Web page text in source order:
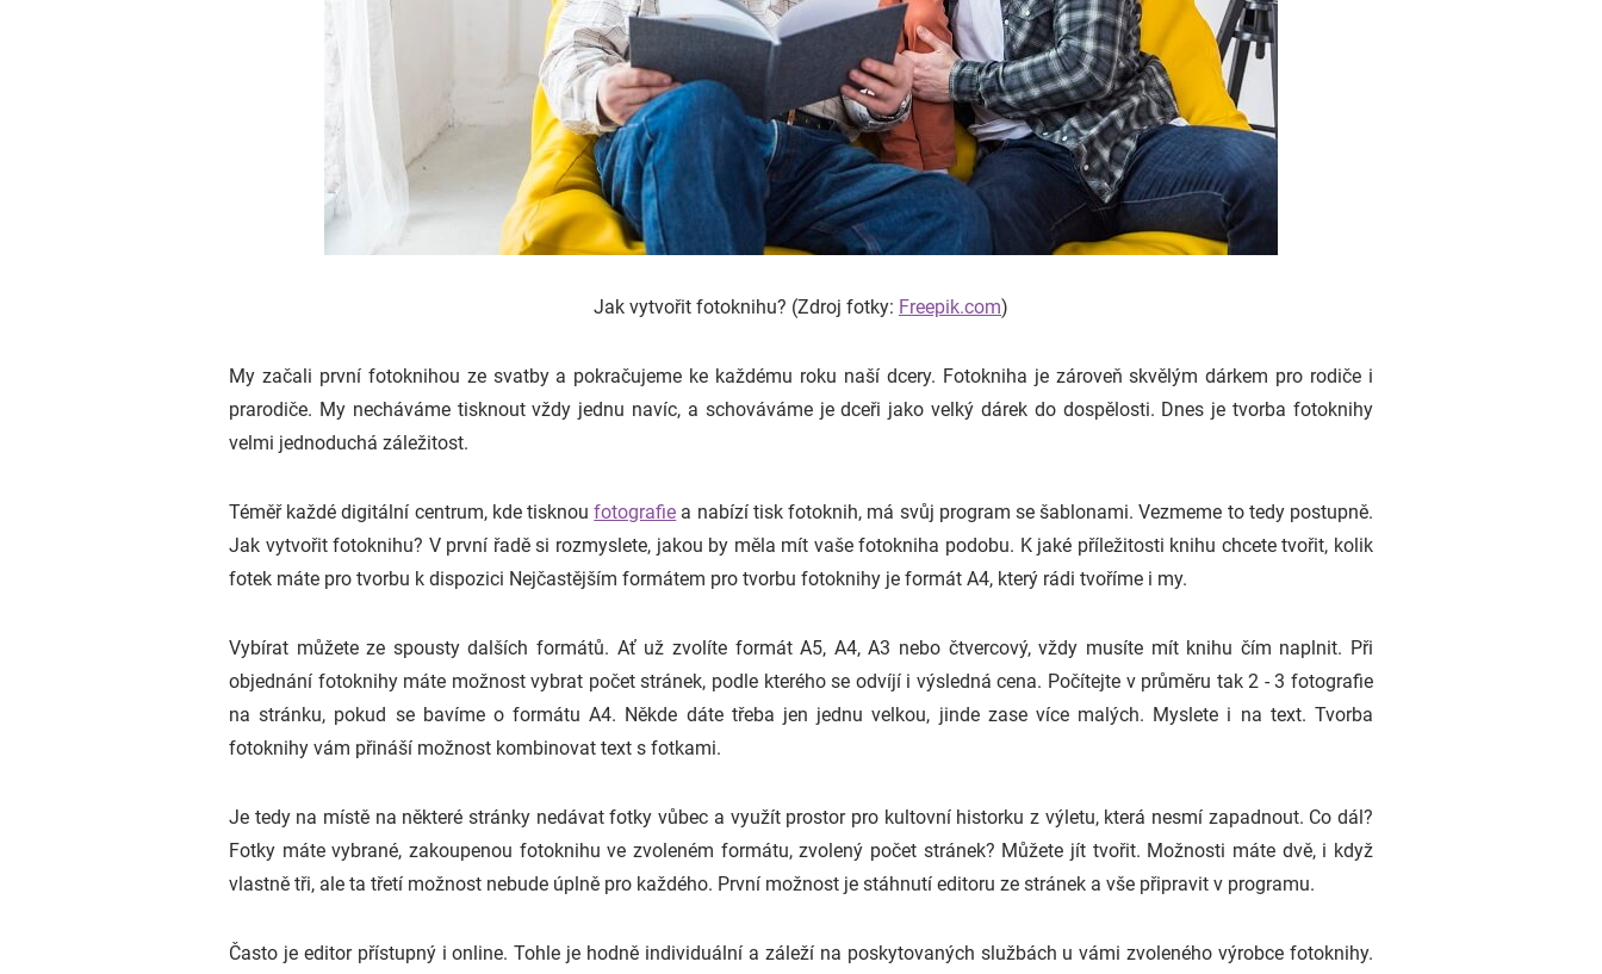
Jak vytvořit fotoknihu? (Zdroj fotky: Freepik.com)
My začali první fotoknihou ze svatby a pokračujeme ke každému roku naší dcery. Fotokniha je zároveň skvělým dárkem pro rodiče i
prarodiče. My necháváme tisknout vždy jednu navíc, a schováváme je dceři jako velký dárek do dospělosti. Dnes je tvorba fotoknihy
velmi jednoduchá záležitost.
Téměř každé digitální centrum, kde tisknoufotografie a nabízí tisk fotoknih, má svůj program se šablonami. Vezmeme to tedy postupně.
Jak vytvořit fotoknihu? V první řadě si rozmyslete, jakou by měla mít vaše fotokniha podobu. K jaké příležitosti knihu chcete tvořit, kolik
fotek máte pro tvorbu k dispozici Nejčastějším formátem pro tvorbu fotoknihy je formát A4, který rádi tvoříme i my.
Vybírat můžete ze spousty dalších formátů. Ať už zvolíte formát A5, A4, A3 nebo čtvercový, vždy musíte mít knihu čím naplnit. Při
objednání fotoknihy máte možnost vybrat počet stránek, podle kterého se odvíjí i výsledná cena. Počítejte v průměru tak 2 - 3 fotografie
na stránku, pokud se bavíme o formátu A4. Někde dáte třeba jen jednu velkou, jinde zase více malých. Myslete i na text. Tvorba
fotoknihy vám přináší možnost kombinovat text s fotkami.
Je tedy na místě na některé stránky nedávat fotky vůbec a využít prostor pro kultovní historku z výletu, která nesmí zapadnout. Co dál?
Fotky máte vybrané, zakoupenou fotoknihu ve zvoleném formátu, zvolený počet stránek? Můžete jít tvořit. Možnosti máte dvě, i když
vlastně tři, ale ta třetí možnost nebude úplně pro každého. První možnost je stáhnutí editoru ze stránek a vše připravit v programu.
Často je editor přístupný i online. Tohle je hodně individuální a záleží na poskytovaných službách u vámi zvoleného výrobce fotoknihy.